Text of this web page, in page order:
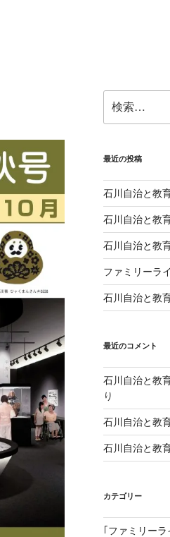
索:
最近の投稿
石川自治と教
石川自治と教
石川自治と教
ファミリー
石川自治と教
最近のコメント
石川自治と教
り
石川自治と教
石川自治と
カテゴリー
｢ファミリーラ